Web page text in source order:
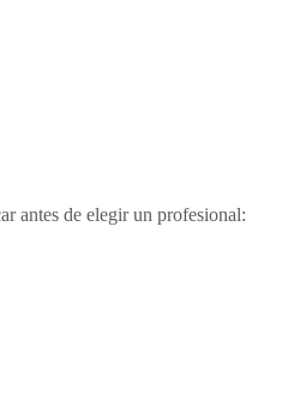
antes de elegir un profesional: